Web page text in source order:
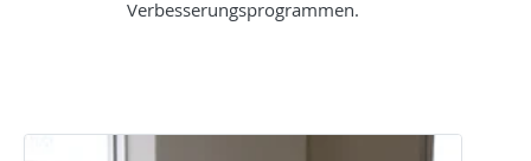
Verbesserungsprogrammen.